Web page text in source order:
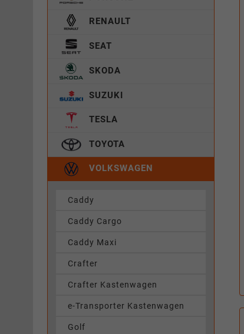
RENAULT
SEAT
SKODA
SUZUKI
TESLA
TOYOTA
VOLKSWAGEN
Caddy
Caddy Cargo
Caddy Maxi
Crafter
Crafter Kastenwagen
e-Transporter Kastenwagen
Golf